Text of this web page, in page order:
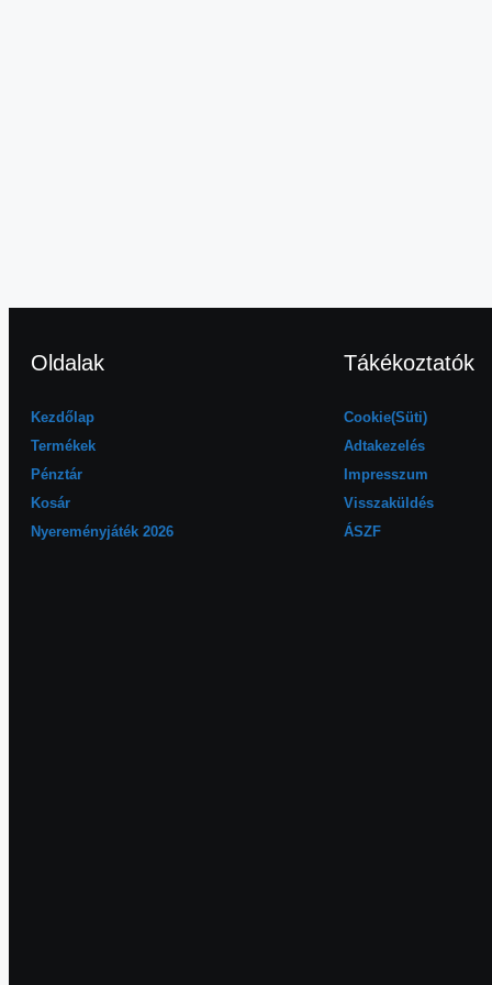
Oldalak
Kezdőlap
Termékek
Pénztár
Kosár
Nyereményjáték 2026
Tákékoztatók
Cookie(Süti)
Adtakezelés
Impresszum
Visszaküldés
ÁSZF